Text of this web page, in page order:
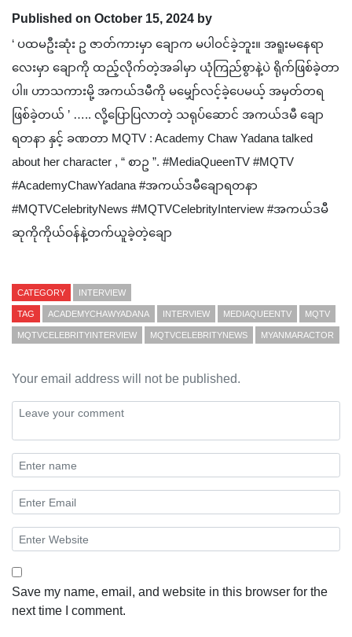
Published on October 15, 2024 by
‘ ပထမဦးဆုံး ဥ ဇာတ်ကားမှာ ချောက မပါဝင်ခဲ့ဘူး။ အရူးမနေရာ
လေးမှာ ချောကို ထည့်လိုက်တဲ့အခါမှာ ယုံကြည်စွာနဲ့ပဲ ရိုက်ဖြစ်ခဲ့တာ
ပါ။ ဟာသကားမို့ အကယ်ဒမီကို မမျှော်လင့်ခဲ့ပေမယ့် အမှတ်တရ
ဖြစ်ခဲ့တယ် ’ ….. လို့ပြောပြလာတဲ့ သရုပ်ဆောင် အကယ်ဒမီ ချော
ရတနာ နှင့် ခဏတာ MQTV : Academy Chaw Yadana talked
about her character , “ စာဥ ”. #MediaQueenTV #MQTV
#AcademyChawYadana #အကယ်ဒမီချောရတနာ
#MQTVCelebrityNews #MQTVCelebrityInterview #အကယ်ဒမီ
ဆုကိုကိုယ်ဝန်နဲ့တက်ယူခဲ့တဲ့ချော
CATEGORY INTERVIEW
TAG ACADEMYCHAWYADANA INTERVIEW MEDIAQUEENTV MQTV
MQTVCELEBRITYINTERVIEW MQTVCELEBRITYNEWS MYANMARACTOR
Your email address will not be published.
Save my name, email, and website in this browser for the
next time I comment.